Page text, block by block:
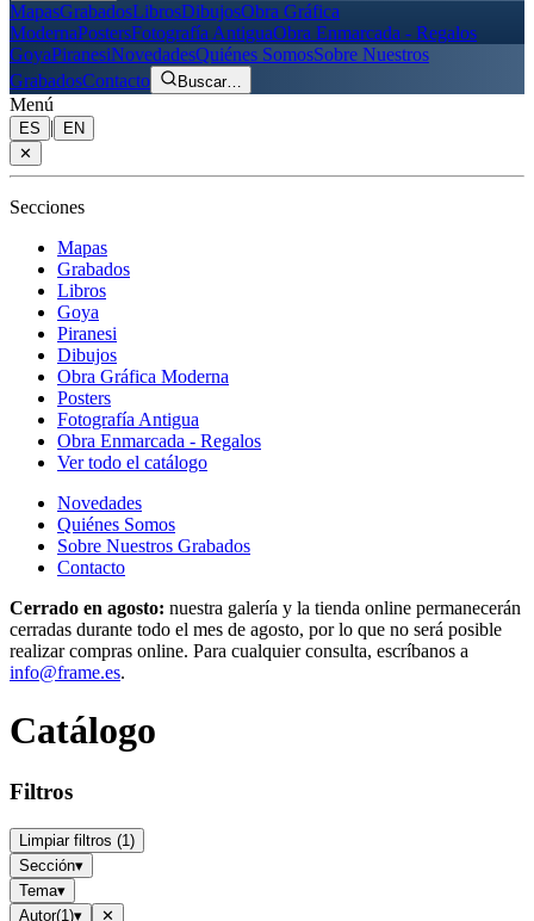
MapasGrabadosLibrosDibujosObra Gráfica
ModernaPostersFotografía AntiguaObra Enmarcada - Regalos
GoyaPiranesiNovedadesQuiénes SomosSobre Nuestros
GrabadosContacto Buscar…
Menú
ES |
EN
✕
Secciones
Mapas
Grabados
Libros
Goya
Piranesi
Dibujos
Obra Gráfica Moderna
Posters
Fotografía Antigua
Obra Enmarcada - Regalos
Ver todo el catálogo
Novedades
Quiénes Somos
Sobre Nuestros Grabados
Contacto
Cerrado en agosto: nuestra galería y la tienda online permanecerán
cerradas durante todo el mes de agosto, por lo que no será posible
realizar compras online. Para cualquier consulta, escríbanos a
info@frame.es.
Catálogo
Filtros
Limpiar filtros (1)
Sección▾
Tema▾
Autor(1)▾
✕